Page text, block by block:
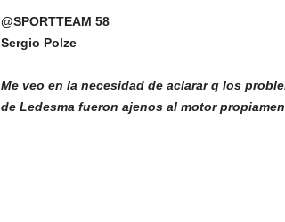
@SPORTTEAM 58
Sergio Polze
Me veo en la necesidad de aclarar q los
de Ledesma fueron ajenos al motor